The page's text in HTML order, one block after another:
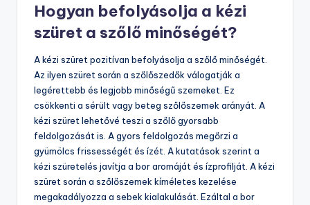
Hogyan befolyásolja a kézi
szüret a szőlő minőségét?
A kézi szüret pozitívan befolyásolja a szőlő minőségét.
Az ilyen szüret során a szőlőszedők válogatják a
legérettebb és legjobb minőségű szemeket. Ez
csökkenti a sérült vagy beteg szőlőszemek arányát. A
kézi szüret lehetővé teszi a szőlő gyorsabb
feldolgozását is. A gyors feldolgozás megőrzi a
gyümölcs frissességét és ízét. A kutatások szerint a
kézi szüretelés javítja a bor aromáját és ízprofilját. A kézi
szüret során a szőlőszemek kíméletes kezelése
megakadályozza a sebek kialakulását. Ezáltal a bor